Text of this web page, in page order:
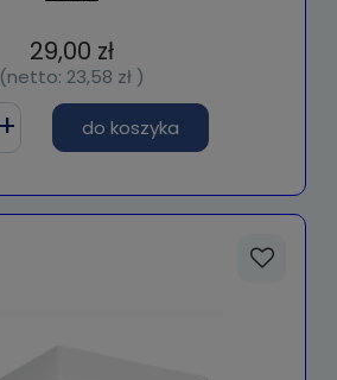
29,00 zł
(netto: 23,58 zł)
do koszyka